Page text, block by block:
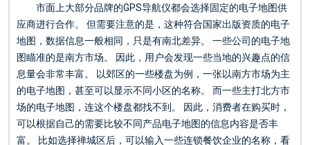
市面上大部分品牌的GPS导航仪都会选择固定的电子地图供
应商进行合作。 但需要注意的是，这种符合国家出版资质的电子
地图，数据信息一般相同，只是有南北差异。 一些公司的电子地
图瞄准的是南方市场。 因此，用户会发现一些当地的兴趣点的信
息量会非常丰富。 以郊区的一些楼盘为例，一张以南方市场为主
的电子地图，甚至可以显示不同小区的名称。 而一些主打北方市
场的电子地图，连这个楼盘都找不到。 因此，消费者在购买时，
可以根据自己的需要比较不同产品电子地图的信息内容是否丰
富。 比如选择禅城区后，可以输入一些连锁餐饮企业的名称，看